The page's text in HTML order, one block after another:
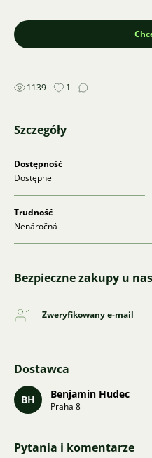
1139 1
Szczegóły
Dostępność
Dostępne
Trudność
Nenáročná
Bezpieczne zakupy u nas
Zweryfikowany e-mail
Dostawca
BH Benjamin Hudec
Praha 8
Pytania i komentarze